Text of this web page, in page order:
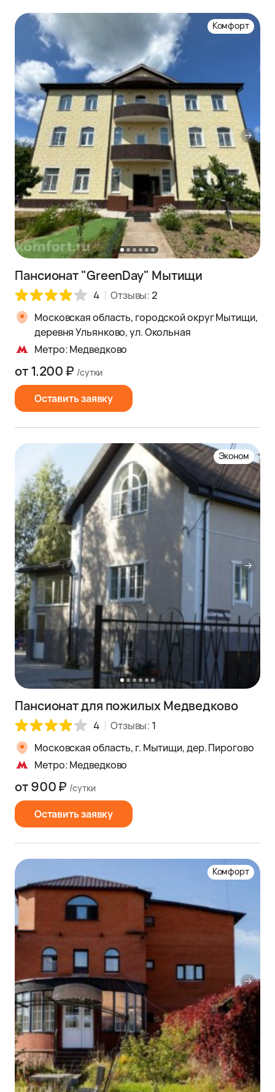
Комфорт
Пансионат "GreenDay" Мытищи
4 Отзывы: 2
Московская область, городской округ Мытищи,
деревня Ульянково, ул. Окольная
Метро: Медведково
Оставить заявку
от 1.200 ₽ /сутки
Эконом
Пансионат для пожилых Медведково
4 Отзывы: 1
Московская область, г. Мытищи, дер. Пирогово
Метро: Медведково
Оставить заявку
от 900 ₽ /сутки
Комфорт